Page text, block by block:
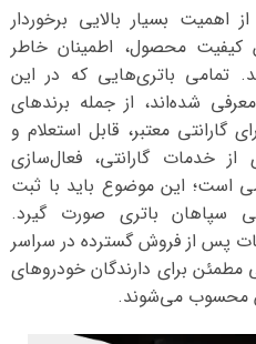
اهمیت بسیار بالایی برخوردار
کیفیت محصول، اطمینان خاطر
تمامی باتری‌هایی که در این
شده‌اند، از جمله برندهای
گارانتی معتبر، قابل استعلام و
خدمات گارانتی، فعال‌سازی
است؛ این موضوع باید با ثبت
سپاهان باتری صورت گیرد.
پس از فروش گسترده در سراسر
مطمئن برای دارندگان خودروهای
محسوب می‌شوند.